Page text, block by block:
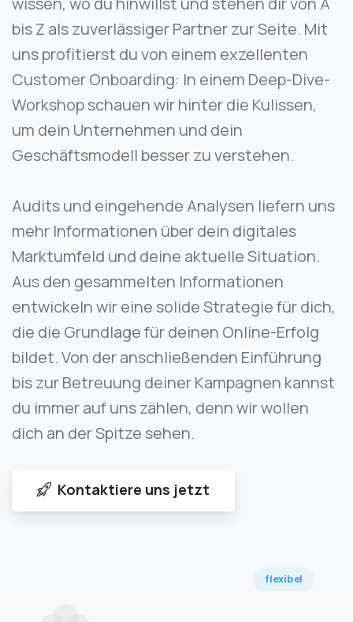
bis Z als zuverlässiger Partner zur Seite. Mit
uns profitierst du von einem exzellenten
Customer Onboarding: In einem Deep-Dive-
Workshop schauen wir hinter die Kulissen,
um dein Unternehmen und dein
Geschäftsmodell besser zu verstehen.
Audits und eingehende Analysen liefern uns
mehr Informationen über dein digitales
Marktumfeld und deine aktuelle Situation.
Aus den gesammelten Informationen
entwickeln wir eine solide Strategie für dich,
die die Grundlage für deinen Online-Erfolg
bildet. Von der anschließenden Einführung
bis zur Betreuung deiner Kampagnen kannst
du immer auf uns zählen, denn wir wollen
dich an der Spitze sehen.
Kontaktiere uns jetzt
flexibel